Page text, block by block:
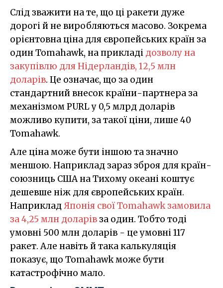
Слід зважити на те, що ці ракети дуже
дорогі й не виробляються масово. Зокрема
орієнтовна ціна для європейських країн за
один Tomahawk, на прикладі дозволу на
закупівлю для Нідерландів, 12,5 млн
доларів. Це означає, що за один
стандартний внесок країни-партнера за
механізмом PURL у 0,5 млрд доларів
можливо купити, за такої ціни, лише 40
Tomahawk.
Але ціна може бути іншою та значно
меншою. Наприклад зараз зброя для країн-
союзниць США на Тихому океані коштує
дешевше ніж для європейських країн.
НаприкладЯпонія свої Tomahawk замовила
за 4,25 млн доларів за один. Тобто тоді
умовні 500 млн доларів - це умовні 117
ракет. Але навіть й така калькуляція
показує, що Tomahawk може бути
катастрофічно мало.